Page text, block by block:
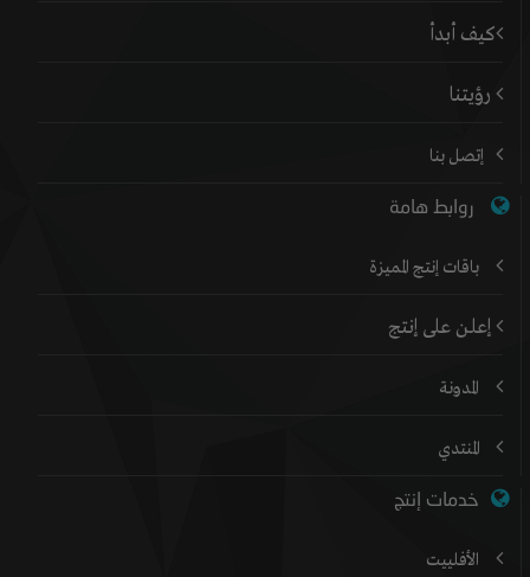
كيف أبدأ
رؤيتنا
إتصل بنا
روابط هامة
باقات إنتج المميزة
إعلن على إنتج
المدونة
المنتدي
خدمات إنتج
الأفلييت